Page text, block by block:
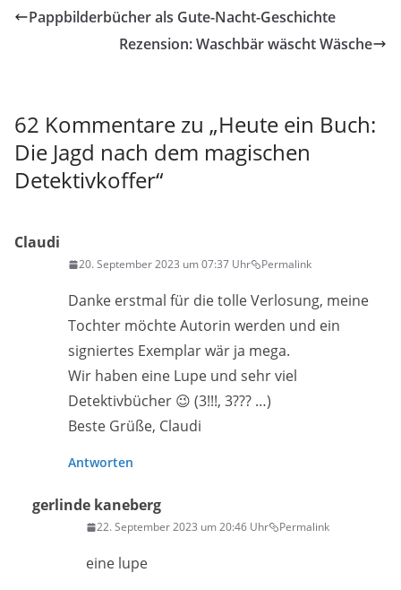
Pappbilderbücher als Gute-Nacht-Geschichte
Rezension: Waschbär wäscht Wäsche
62 Kommentare zu „Heute ein Buch:
Die Jagd nach dem magischen
Detektivkoffer“
Claudi
20. September 2023 um 07:37 Uhr Permalink
Danke erstmal für die tolle Verlosung, meine
Tochter möchte Autorin werden und ein
signiertes Exemplar wär ja mega.
Wir haben eine Lupe und sehr viel
Detektivbücher 😉 (3!!!, 3??? …)
Beste Grüße, Claudi
Antworten
gerlinde kaneberg
22. September 2023 um 20:46 Uhr Permalink
eine lupe